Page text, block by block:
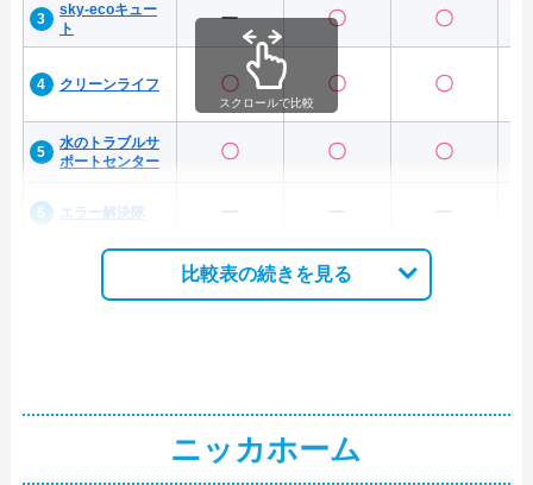
sky-ecoキュー
ト
ー 〇 〇
クリーンライフ 〇 〇 〇
水のトラブルサ
ポートセンター
〇 〇 〇
エラー解決隊
スクロールで比較
比較表の続きを見る
ニッカホーム